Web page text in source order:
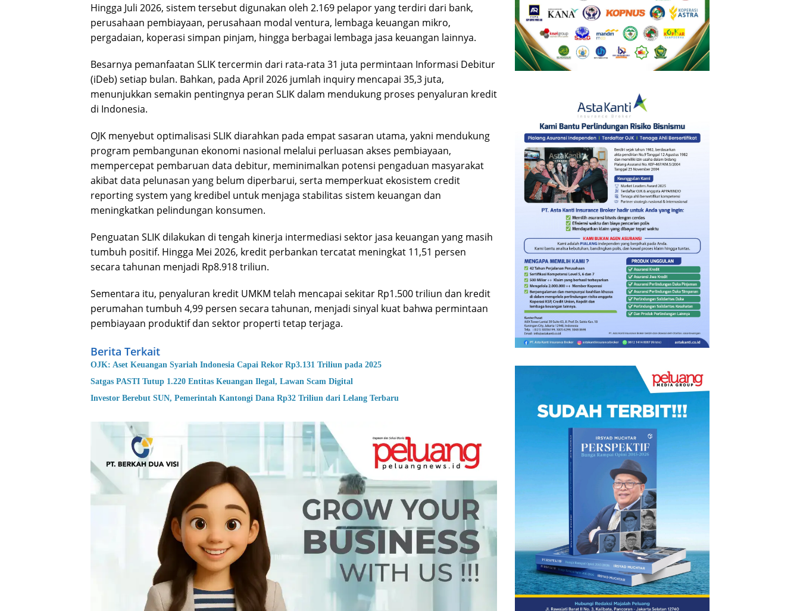
Hingga Juli 2026, sistem tersebut digunakan oleh 2.169 pelapor yang terdiri dari bank,
perusahaan pembiayaan, perusahaan modal ventura, lembaga keuangan mikro,
pergadaian, koperasi simpan pinjam, hingga berbagai lembaga jasa keuangan lainnya.
Besarnya pemanfaatan SLIK tercermin dari rata-rata 31 juta permintaan Informasi Debitur
(iDeb) setiap bulan. Bahkan, pada April 2026 jumlah inquiry mencapai 35,3 juta,
menunjukkan semakin pentingnya peran SLIK dalam mendukung proses penyaluran kredit
di Indonesia.
OJK menyebut optimalisasi SLIK diarahkan pada empat sasaran utama, yakni mendukung
program pembangunan ekonomi nasional melalui perluasan akses pembiayaan,
mempercepat pembaruan data debitur, meminimalkan potensi pengaduan masyarakat
akibat data pelunasan yang belum diperbarui, serta memperkuat ekosistem credit
reporting system yang kredibel untuk menjaga stabilitas sistem keuangan dan
meningkatkan pelindungan konsumen.
Penguatan SLIK dilakukan di tengah kinerja intermediasi sektor jasa keuangan yang masih
tumbuh positif. Hingga Mei 2026, kredit perbankan tercatat meningkat 11,51 persen
secara tahunan menjadi Rp8.918 triliun.
Sementara itu, penyaluran kredit UMKM telah mencapai sekitar Rp1.500 triliun dan kredit
perumahan tumbuh 4,99 persen secara tahunan, menjadi sinyal kuat bahwa permintaan
pembiayaan produktif dan sektor properti tetap terjaga.
Berita Terkait
OJK: Aset Keuangan Syariah Indonesia Capai Rekor Rp3.131 Triliun pada 2025
Satgas PASTI Tutup 1.220 Entitas Keuangan Ilegal, Lawan Scam Digital
Investor Berebut SUN, Pemerintah Kantongi Dana Rp32 Triliun dari Lelang Terbaru